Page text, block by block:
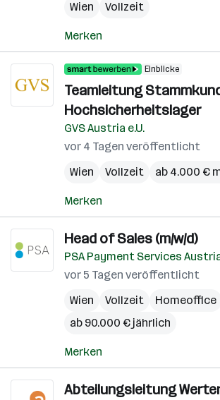
Wien
Vollzeit
Merken
Einblicke
Teamleitung
Hochsicherheitslager
GVS Austria e.U.
vor 4 Tagen veröffentlicht
Wien
Vollzeit ab 4.000 €
Merken
Head of Sales (m/w/d)
PSA Payment Services
vor 5 Tagen veröffentlicht
Wien
Vollzeit
Homeoffice
ab 90.000 € jährlich
Merken
Abteilungsleitung